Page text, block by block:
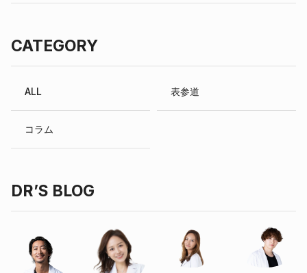
CATEGORY
ALL 表参道
コラム
DR’S BLOG